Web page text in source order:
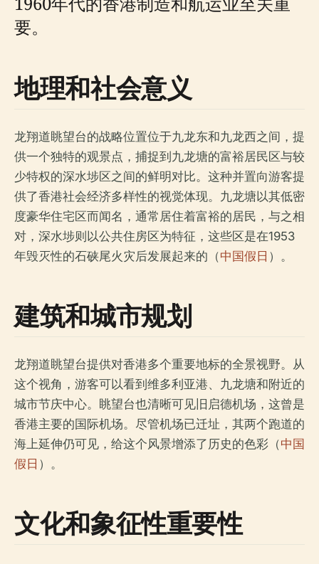
要。
地理和社会意义
龙翔道眺望台的战略位置位于九龙东和九龙西之间，提
供一个独特的观景点，捕捉到九龙塘的富裕居民区与较
少特权的深水埗区之间的鲜明对比。这种并置向游客提
供了香港社会经济多样性的视觉体现。九龙塘以其低密
度豪华住宅区而闻名，通常居住着富裕的居民，与之相
对，深水埗则以公共住房区为特征，这些区是在1953
年毁灭性的石硖尾火灾后发展起来的（中国假日 ）。
建筑和城市规划
龙翔道眺望台提供对香港多个重要地标的全景视野。从
这个视角，游客可以看到维多利亚港、九龙塘和附近的
城市节庆中心。眺望台也清晰可见旧启德机场，这曾是
香港主要的国际机场。尽管机场已迁址，其两个跑道的
海上延伸仍可见，给这个风景增添了历史的色彩（中国
假日 ）。
文化和象征性重要性